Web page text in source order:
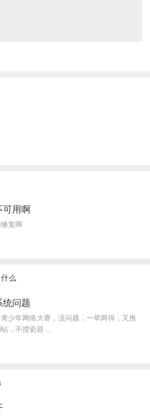
用啊
复啊
么
统问题
少年网络大赛，没问题，一举两得，又推
，不揽瓷器 ...